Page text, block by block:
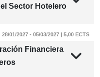
Sector Hotelero
Financiera
28/01/2027 - 05/03/2027 | 5,00 ECTS